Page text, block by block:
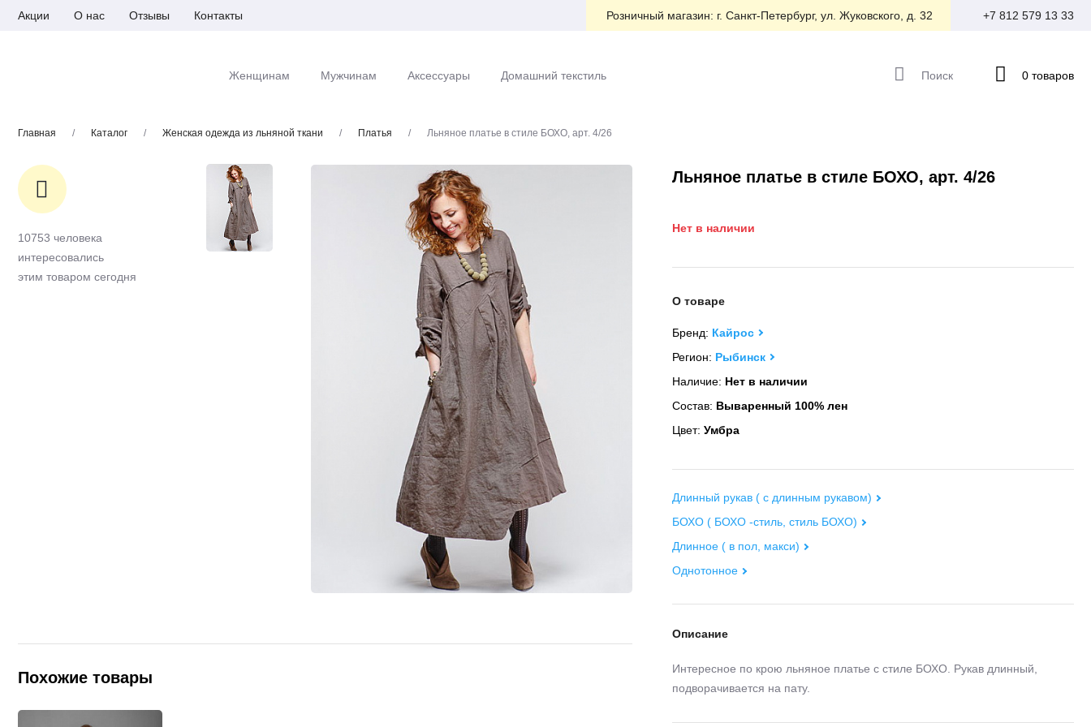
Акции О нас Отзывы Контакты Розничный магазин: г. Санкт-Петербург, ул. Жуковского, д. 32 +7 812 579 13 33
Женщинам Мужчинам Аксессуары Домашний текстиль Поиск 0 товаров
Главная / Каталог / Женская одежда из льняной ткани / Платья / Льняное платье в стиле БОХО, арт. 4/26
Льняное платье в стиле БОХО, арт. 4/26
Нет в наличии
О товаре
Бренд: Кайрос
Регион: Рыбинск
Наличие: Нет в наличии
Состав: Вываренный 100% лен
Цвет: Умбра
Длинный рукав ( с длинным рукавом)
БОХО ( БОХО -стиль, стиль БОХО)
Длинное ( в пол, макси)
Однотонное
Описание
Интересное по крою льняное платье с стиле БОХО. Рукав длинный,
подворачивается на пату.
10753 человека
интересовались
этим товаром сегодня
Похожие товары